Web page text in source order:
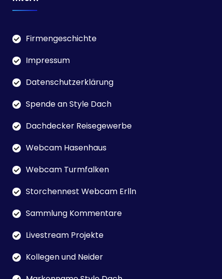
Firmengeschichte
Impressum
Datenschutzerklärung
Spende an Style Dach
Dachdecker Reisegewerbe
Webcam Hasenhaus
Webcam Turmfalken
Storchennest Webcam Erlln
Sammlung Kommentare
Livestream Projekte
Kollegen und Neider